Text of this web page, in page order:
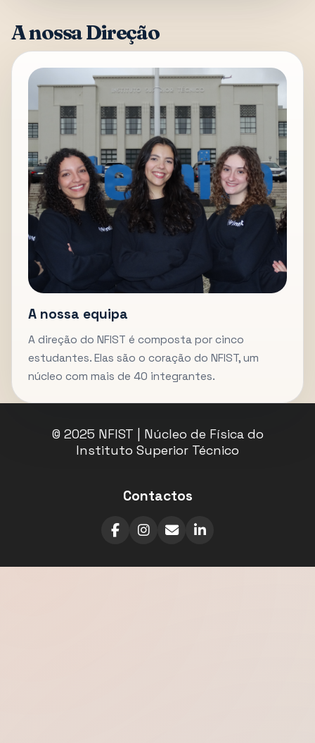
A nossa Direção
A nossa equipa
A direção do NFIST é composta por cinco
estudantes. Elas são o coração do NFIST, um
núcleo com mais de 40 integrantes.
© 2025 NFIST | Núcleo de Física do
Instituto Superior Técnico
Contactos